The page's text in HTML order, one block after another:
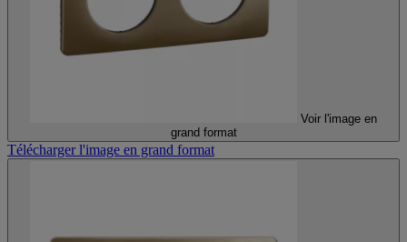
Voir l'image en
grand format
Télécharger l'image en grand format